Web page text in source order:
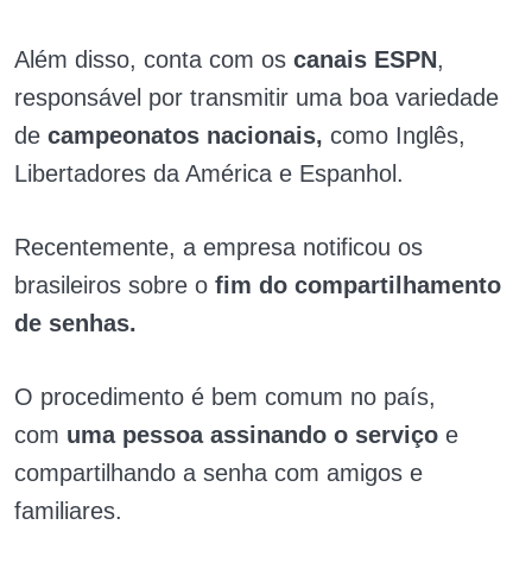
Além disso, conta com os canais ESPN,
responsável por transmitir uma boa variedade
de campeonatos nacionais, como Inglês,
Libertadores da América e Espanhol.
Recentemente, a empresa notificou os
brasileiros sobre o fim do compartilhamento
de senhas.
O procedimento é bem comum no país,
com uma pessoa assinando o serviço e
compartilhando a senha com amigos e
familiares.